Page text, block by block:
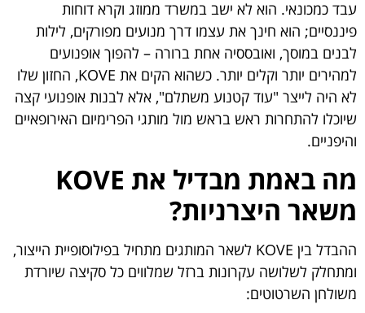
עבד כמכונאי. הוא לא ישב במשרד ממוזג וקרא דוחות
פיננסיים; הוא חינך את עצמו דרך מנועים מפורקים, לילות
לבנים במוסך, ואובססיה אחת ברורה – להפוך אופנועים
למהירים יותר וקלים יותר. כשהוא הקים את KOVE, החזון שלו
לא היה לייצר "עוד קטנוע משתלם", אלא לבנות אופנועי קצה
שיוכלו להתחרות ראש בראש מול מותגי הפרימיום האירופאיים
והיפניים.
מה באמת מבדיל את KOVE
משאר היצרניות?
ההבדל בין KOVE לשאר המותגים מתחיל בפילוסופיית הייצור,
ומתחלק לשלושה עקרונות ברזל שמלווים כל סקיצה שיורדת
משולחן השרטוטים: